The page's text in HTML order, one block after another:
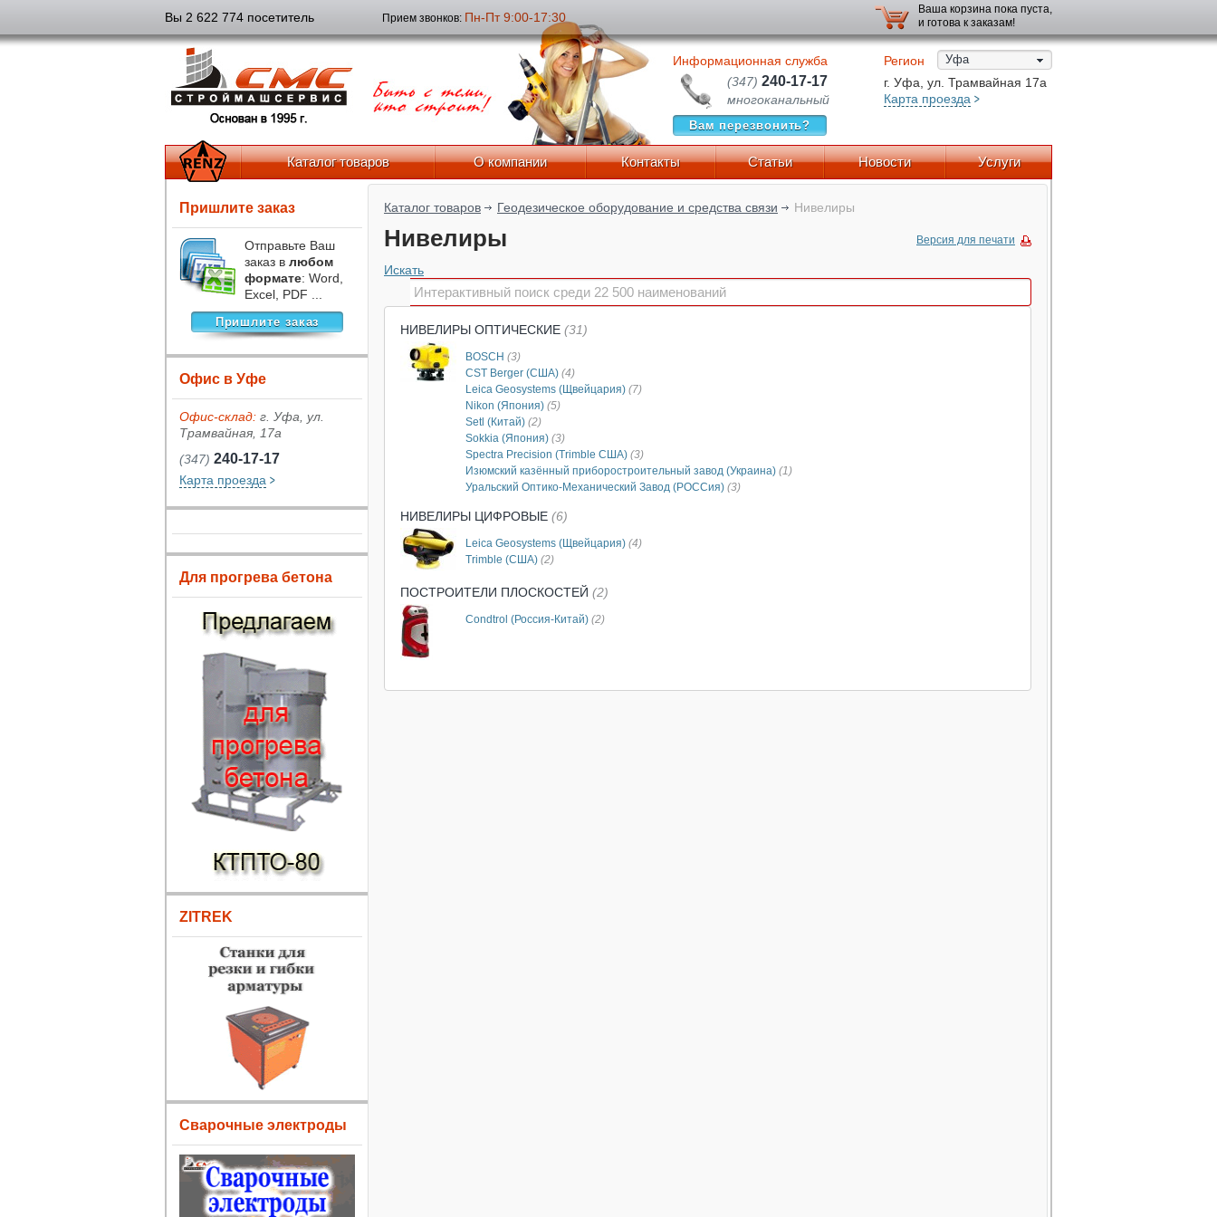
Вы 2 622 774 посетитель Прием звонков: Пн-Пт 9:00-17:30
Ваша корзина пока пуста,
и готова к заказам!
Информационная служба
(347) 240-17-17
многоканальный
Вам перезвонить?
Регион Уфа
г. Уфа, ул. Трамвайная 17а
Карта проезда
Каталог товаров О компании Контакты Статьи Новости Услуги
Пришлите заказ
Отправьте Ваш
заказ в любом
формате: Word,
Excel, PDF ...
Пришлите заказ
Офис в Уфе
Офис-склад: г. Уфа, ул.
Трамвайная, 17а
(347) 240-17-17
Карта проезда
Для прогрева бетона
ZITREK
Сварочные электроды
Каталог товаров Геодезическое оборудование и средства связи Нивелиры
Версия для печати
Нивелиры
Искать
НИВЕЛИРЫ ОПТИЧЕСКИЕ (31)
BOSCH (3)
CST Berger (США) (4)
Leica Geosystems (Щвейцария) (7)
Nikon (Япония) (5)
Setl (Китай) (2)
Sokkia (Япония) (3)
Spectra Precision (Trimble США) (3)
Изюмский казённый приборостроительный завод (Украина) (1)
Уральский Оптико-Механический Завод (РОССия) (3)
НИВЕЛИРЫ ЦИФРОВЫЕ (6)
Leica Geosystems (Щвейцария) (4)
Trimble (США) (2)
ПОСТРОИТЕЛИ ПЛОСКОСТЕЙ (2)
Condtrol (Россия-Китай) (2)